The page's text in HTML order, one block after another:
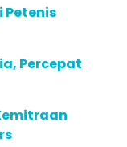
Petenis
Percepat